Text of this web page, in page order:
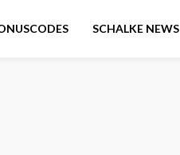
SCHALKE NEWS